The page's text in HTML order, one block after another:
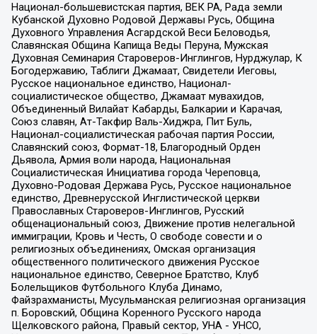
Национал-большевистская партия, ВЕК РА, Рада земли
Кубанской Духовно Родовой Державы Русь, Община
Духовного Управления Асгардской Веси Беловодья,
Славянская Община Капища Веды Перуна, Мужская
Духовная Семинария Староверов-Инглингов, Нурджулар, К
Богодержавию, Таблиги Джамаат, Свидетели Иеговы,
Русское национальное единство, Национал-
социалистическое общество, Джамаат мувахидов,
Объединенный Вилайат Кабарды, Балкарии и Карачая,
Союз славян, Ат-Такфир Валь-Хиджра, Пит Буль,
Национал-социалистическая рабочая партия России,
Славянский союз, Формат-18, Благородный Орден
Дьявола, Армия воли народа, Национальная
Социалистическая Инициатива города Череповца,
Духовно-Родовая Держава Русь, Русское национальное
единство, Древнерусской Инглистической церкви
Православных Староверов-Инглингов, Русский
общенациональный союз, Движение против нелегальной
иммиграции, Кровь и Честь, О свободе совести и о
религиозных объединениях, Омская организация
общественного политического движения Русское
национальное единство, Северное Братство, Клуб
Болельщиков Футбольного Клуба Динамо,
Файзрахманисты, Мусульманская религиозная организация
п. Боровский, Община Коренного Русского народа
Щелковского района, Правый сектор, УНА - УНСО,